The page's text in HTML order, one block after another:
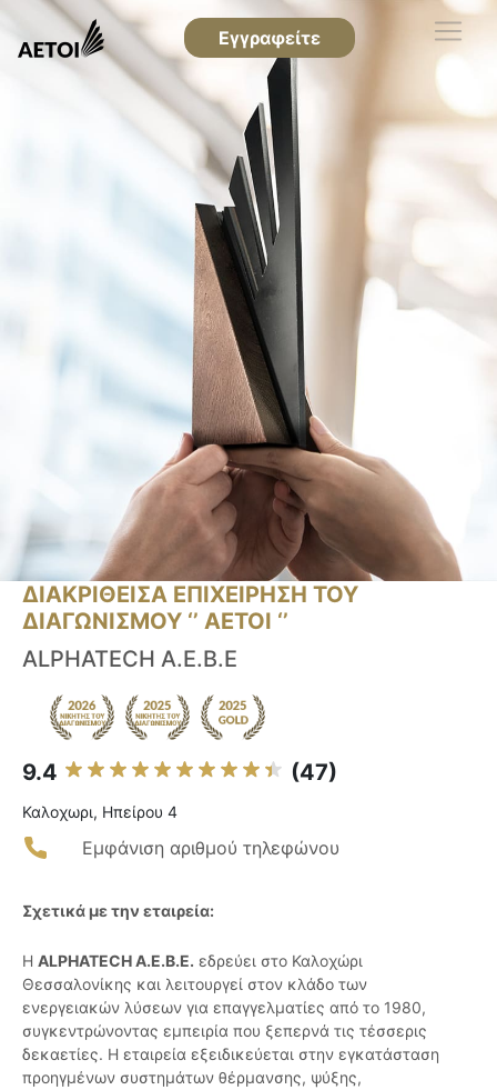
Εγγραφείτε
ΔΙΑΚΡΙΘΕΙΣΑ ΕΠΙΧΕΙΡΗΣΗ ΤΟΥ
ΔΙΑΓΩΝΙΣΜΟΥ ‘’ ΑΕΤΟΙ ‘’
ALPHATECH A.E.B.E
9.4 (47)
Καλοχωρι, Ηπείρου 4
Εμφάνιση αριθμού τηλεφώνου
Σχετικά με την εταιρεία:
Η ALPHATECH A.E.B.E. εδρεύει στο Καλοχώρι
Θεσσαλονίκης και λειτουργεί στον κλάδο των
ενεργειακών λύσεων για επαγγελματίες από το 1980,
συγκεντρώνοντας εμπειρία που ξεπερνά τις τέσσερις
δεκαετίες. Η εταιρεία εξειδικεύεται στην εγκατάσταση
προηγμένων συστημάτων θέρμανσης, ψύξης,